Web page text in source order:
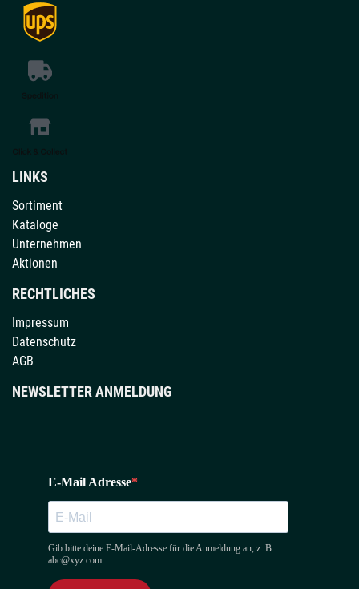
LINKS
Sortiment
Kataloge
Unternehmen
Aktionen
RECHTLICHES
Impressum
Datenschutz
AGB
NEWSLETTER ANMELDUNG